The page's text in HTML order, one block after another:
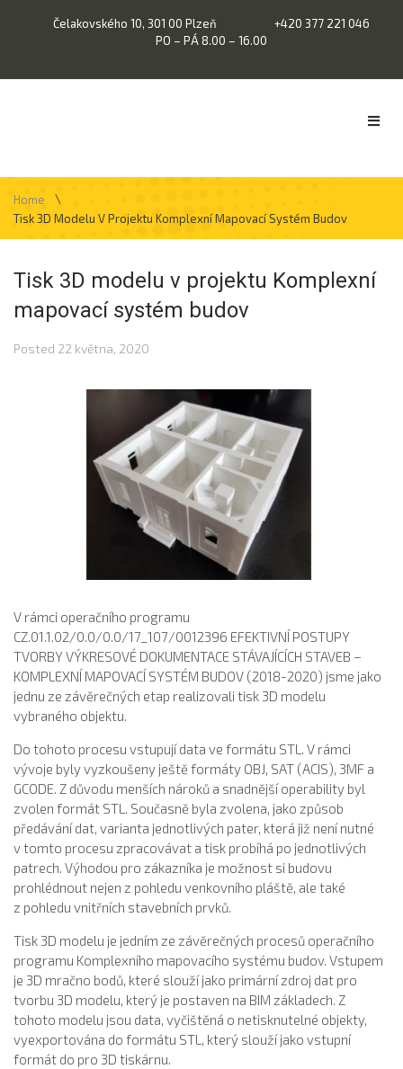
Čelakovského 10, 301 00 Plzeň
+420 377 221 046
PO – PÁ 8.00 – 16.00
Home
\
Tisk 3D Modelu V Projektu Komplexní Mapovací Systém Budov
Tisk 3D modelu v projektu Komplexní
mapovací systém budov
Posted 22 května, 2020
V rámci operačního programu
CZ.01.1.02/0.0/0.0/17_107/0012396 EFEKTIVNÍ POSTUPY
TVORBY VÝKRESOVÉ DOKUMENTACE STÁVAJÍCÍCH STAVEB –
KOMPLEXNÍ MAPOVACÍ SYSTÉM BUDOV (2018-2020) jsme jako
jednu ze závěrečných etap realizovali tisk 3D modelu
vybraného objektu.
Do tohoto procesu vstupují data ve formátu STL. V rámci
vývoje byly vyzkoušeny ještě formáty OBJ, SAT (ACIS), 3MF a
GCODE. Z důvodu menších nároků a snadnější operability byl
zvolen formát STL. Současně byla zvolena, jako způsob
předávání dat, varianta jednotlivých pater, která již není nutné
v tomto procesu zpracovávat a tisk probíhá po jednotlivých
patrech. Výhodou pro zákazníka je možnost si budovu
prohlédnout nejen z pohledu venkovního pláště, ale také
z pohledu vnitřních stavebních prvků.
Tisk 3D modelu je jedním ze závěrečných procesů operačního
programu Komplexního mapovacího systému budov. Vstupem
je 3D mračno bodů, které slouží jako primární zdroj dat pro
tvorbu 3D modelu, který je postaven na BIM základech. Z
tohoto modelu jsou data, vyčištěná o netisknutelné objekty,
vyexportována do formátu STL, který slouží jako vstupní
formát do pro 3D tiskárnu.